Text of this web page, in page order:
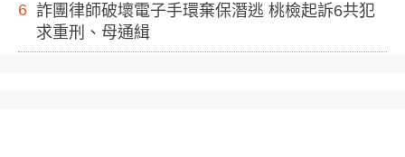
6 詐團律師破壞電子手環棄保潛逃 桃檢起訴6共犯
求重刑、母通緝